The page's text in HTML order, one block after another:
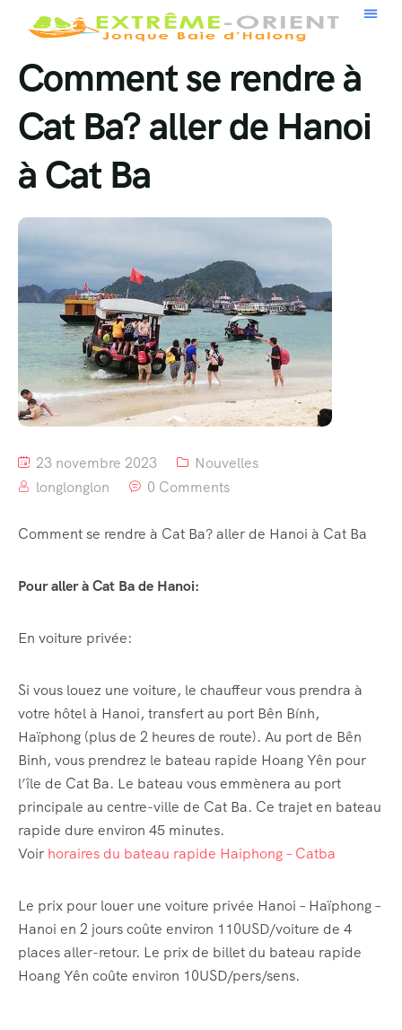
Comment se rendre à
Cat Ba? aller de Hanoi
à Cat Ba
23 novembre 2023
Nouvelles
longlonglon
0 Comments
Comment se rendre à Cat Ba? aller de Hanoi à Cat Ba
Pour aller à Cat Ba de Hanoi:
En voiture privée:
Si vous louez une voiture, le chauffeur vous prendra à
votre hôtel à Hanoi, transfert au port Bên Bính,
Haïphong (plus de 2 heures de route). Au port de Bên
Binh, vous prendrez le bateau rapide Hoang Yên pour
l’île de Cat Ba. Le bateau vous emmènera au port
principale au centre-ville de Cat Ba. Ce trajet en bateau
rapide dure environ 45 minutes.
Voir horaires du bateau rapide Haiphong – Catba
Le prix pour louer une voiture privée Hanoi – Haïphong –
Hanoi en 2 jours coûte environ 110USD/voiture de 4
places aller-retour. Le prix de billet du bateau rapide
Hoang Yên coûte environ 10USD/pers/sens.